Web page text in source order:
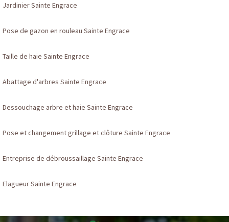
Jardinier Sainte Engrace
Pose de gazon en rouleau Sainte Engrace
Taille de haie Sainte Engrace
Abattage d'arbres Sainte Engrace
Dessouchage arbre et haie Sainte Engrace
Pose et changement grillage et clôture Sainte Engrace
Entreprise de débroussaillage Sainte Engrace
Elagueur Sainte Engrace